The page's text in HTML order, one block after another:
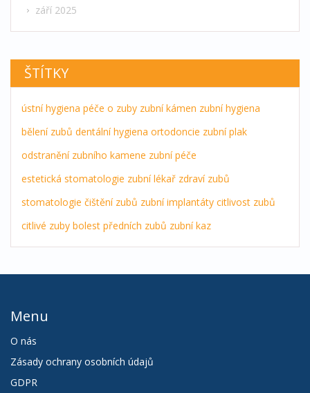
září 2025
ŠTÍTKY
ústní hygiena péče o zuby zubní kámen zubní hygiena
bělení zubů dentální hygiena ortodoncie zubní plak
odstranění zubního kamene zubní péče
estetická stomatologie zubní lékař zdraví zubů
stomatologie čištění zubů zubní implantáty citlivost zubů
citlivé zuby bolest předních zubů zubní kaz
Menu
O nás
Zásady ochrany osobních údajů
GDPR